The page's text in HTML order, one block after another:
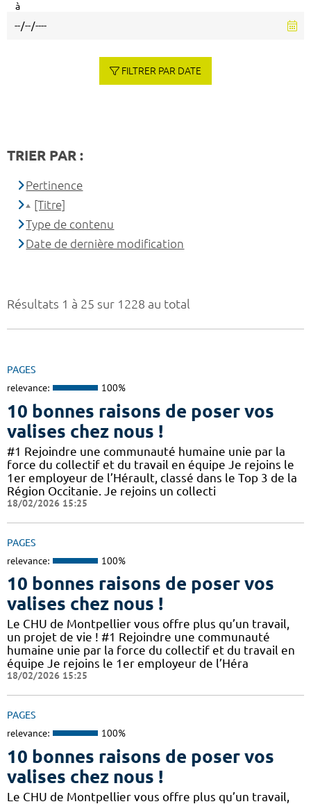
Résultats 1 à 25 sur 1228 au total
PAGES
relevance: 100%
10 bonnes raisons de poser vos
valises chez nous !
#1 Rejoindre une communauté humaine unie par la
force du collectif et du travail en équipe Je rejoins le
1er employeur de l’Hérault, classé dans le Top 3 de la
Région Occitanie. Je rejoins un collecti
18/02/2026 15:25
PAGES
relevance: 100%
10 bonnes raisons de poser vos
valises chez nous !
Le CHU de Montpellier vous offre plus qu’un travail,
un projet de vie ! #1 Rejoindre une communauté
humaine unie par la force du collectif et du travail en
équipe Je rejoins le 1er employeur de l’Héra
18/02/2026 15:25
PAGES
relevance: 100%
10 bonnes raisons de poser vos
valises chez nous !
Le CHU de Montpellier vous offre plus qu’un travail,
à
FILTRER PAR DATE
TRIER PAR :
Pertinence
[Titre]
Type de contenu
Date de dernière modification